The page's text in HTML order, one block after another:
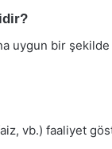
uygun bir şekilde
vb.) faaliyet